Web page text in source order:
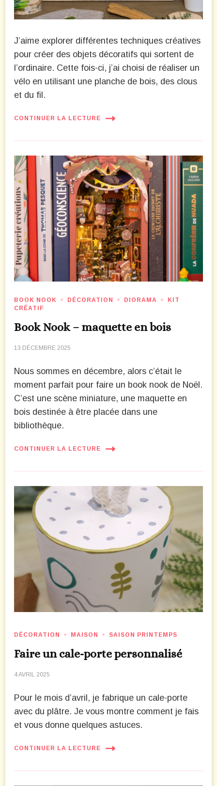
J’aime explorer différentes techniques créatives
pour créer des objets décoratifs qui sortent de
l’ordinaire. Cette fois-ci, j’ai choisi de réaliser un
vélo en utilisant une planche de bois, des clous
et du fil.
CONTINUER LA LECTURE
BOOK NOOK DÉCORATION DIORAMA
KIT
CRÉATIF
Book Nook – maquette en bois
13 DÉCEMBRE 2025
Nous sommes en décembre, alors c’était le
moment parfait pour faire un book nook de Noël.
C’est une scène miniature, une maquette en
bois destinée à être placée dans une
bibliothèque.
CONTINUER LA LECTURE
DÉCORATION MAISON SAISON PRINTEMPS
Faire un cale-porte personnalisé
4 AVRIL 2025
Pour le mois d’avril, je fabrique un cale-porte
avec du plâtre. Je vous montre comment je fais
et vous donne quelques astuces.
CONTINUER LA LECTURE